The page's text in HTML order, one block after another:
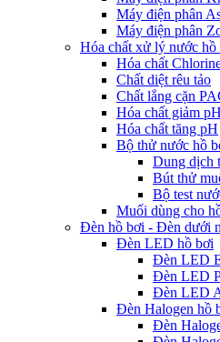
Máy điện phân
Máy điện phân
Hóa chất xử lý nước hồ
Hóa chất
Chất diệt rêu tảo
Chất lắng cặn
Hóa chất giảm pH
Hóa chất tăng pH
Bộ thử nước hồ
Dung dịch
Bút thử
Bộ test
Muối dùng cho
Đèn hồ bơi - Đèn dưới
Đèn LED hồ bơi
Đèn LED
Đèn LED
Đèn LED
Đèn Halogen hồ
Đèn